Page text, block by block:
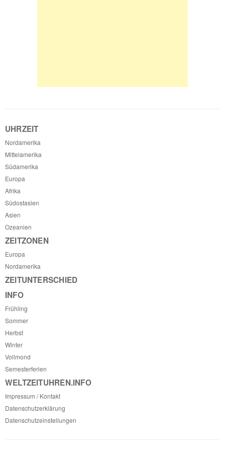
UHRZEIT
Nordamerika
Mittelamerika
Südamerika
Europa
Afrika
Südostasien
Asien
Ozeanien
ZEITZONEN
Europa
Nordamerika
ZEITUNTERSCHIED
INFO
Frühling
Sommer
Herbst
Winter
Vollmond
Semesterferien
WELTZEITUHREN.INFO
Impressum / Kontakt
Datenschutzerklärung
Datenschutzeinstellungen